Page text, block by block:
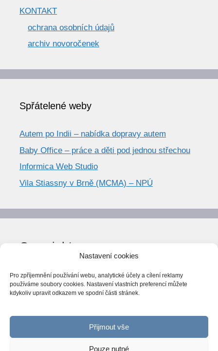
Nastavení cookies
Pro zpříjemnění používání webu, analytické účely a cílení reklamy
používáme soubory cookies. Nastavení vlastních preferencí můžete
kdykoliv upravit odkazem ve spodní části stránek.
Přijmout vše
Pouze nutné
KONTAKT
ochrana osobních údajů
archiv novoročenek
Spřátelené weby
Autem po Indii – nabídka dopravy autem
Baby Office – práce a děti pod jednou střechou
Informica Web Studio
Vila Stiassny v Brně (MCMA) – NPÚ
Copyright
© World Trend 2014-2026
Všechna práva vyhrazena.
CC BY-NC 4.0
ováno Národní knihovnou ČR